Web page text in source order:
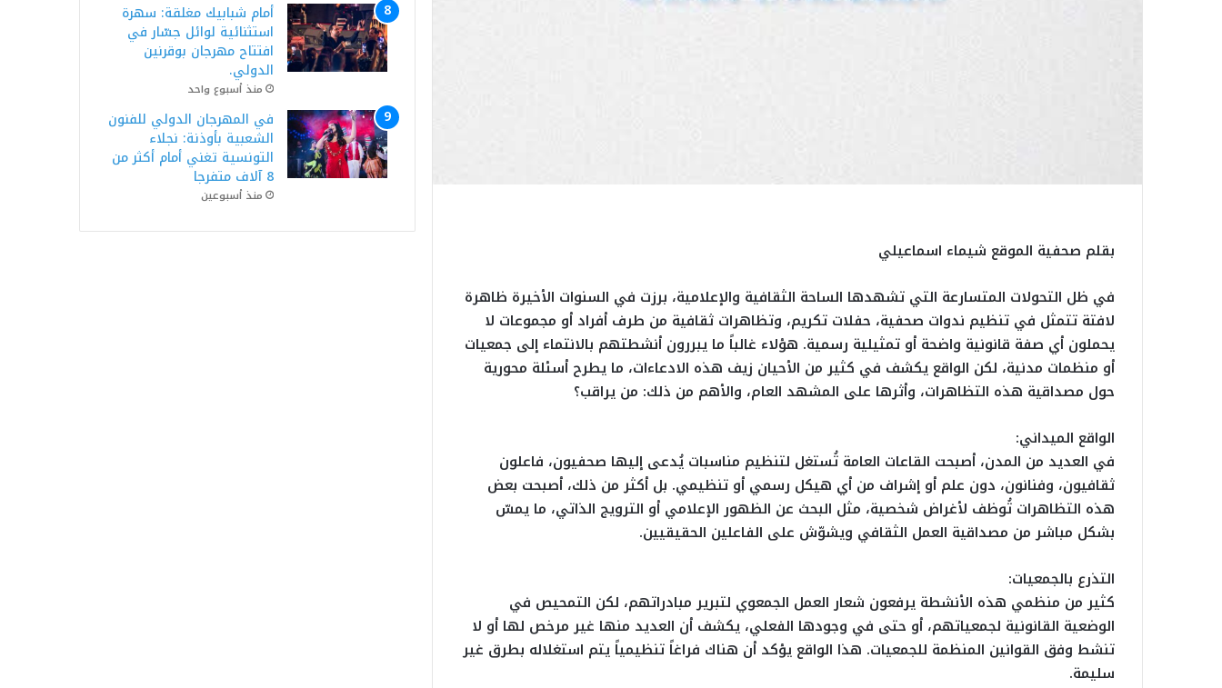
بقلم صحفية الموقع شيماء اسماعيلي
في ظل التحولات المتسارعة التي تشهدها الساحة الثقافية والإعلامية، برزت في السنوات الأخيرة ظاهرة
لافتة تتمثل في تنظيم ندوات صحفية، حفلات تكريم، وتظاهرات ثقافية من طرف أفراد أو مجموعات لا
يحملون أي صفة قانونية واضحة أو تمثيلية رسمية. هؤلاء غالباً ما يبررون أنشطتهم بالانتماء إلى جمعيات
أو منظمات مدنية، لكن الواقع يكشف في كثير من الأحيان زيف هذه الادعاءات، ما يطرح أسئلة محورية
حول مصداقية هذه التظاهرات، وأثرها على المشهد العام، والأهم من ذلك: من يراقب؟
الواقع الميداني:
في العديد من المدن، أصبحت القاعات العامة تُستغل لتنظيم مناسبات يُدعى إليها صحفيون، فاعلون
ثقافيون، وفنانون، دون علم أو إشراف من أي هيكل رسمي أو تنظيمي. بل أكثر من ذلك، أصبحت بعض
هذه التظاهرات تُوظف لأغراض شخصية، مثل البحث عن الظهور الإعلامي أو الترويج الذاتي، ما يمسّ
بشكل مباشر من مصداقية العمل الثقافي ويشوّش على الفاعلين الحقيقيين.
التذرع بالجمعيات:
كثير من منظمي هذه الأنشطة يرفعون شعار العمل الجمعوي لتبرير مبادراتهم، لكن التمحيص في
الوضعية القانونية لجمعياتهم، أو حتى في وجودها الفعلي، يكشف أن العديد منها غير مرخص لها أو لا
تنشط وفق القوانين المنظمة للجمعيات. هذا الواقع يؤكد أن هناك فراغاً تنظيمياً يتم استغلاله بطرق غير
سليمة.
أمام شبابيك مغلقة: سهرة
استثنائية لوائل جسّار في
افتتاح مهرجان بوقرنين
الدولي.
منذ أسبوع واحد
في المهرجان الدولي للفنون
الشعبية بأوذنة: نجلاء
التونسية تغني أمام أكثر من
8 آلاف متفرجا
منذ أسبوعين